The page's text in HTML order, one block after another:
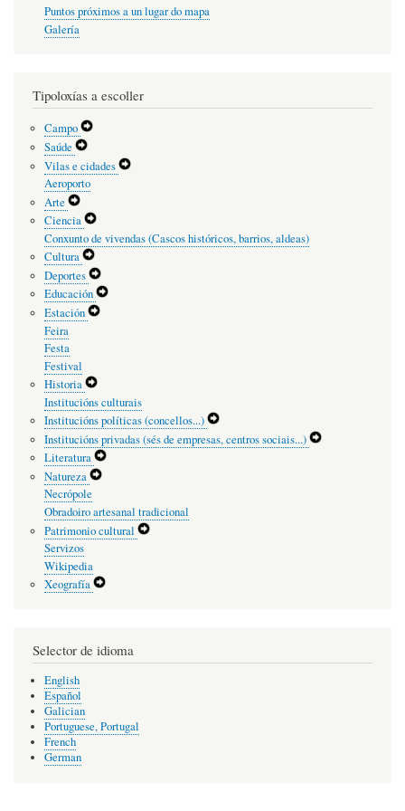
Puntos próximos a un lugar do mapa
Galería
Tipoloxías a escoller
Campo
Expand
Navigation
Menu
Saúde
Expand
Secondary
Navigation
Menu
Vilas e cidades
Expand
Aeroporto
Arte
Expand
Secondary
Navigation
Menu
Ciencia
Expand
Secondary
Navigation
Menu
Conxunto de vivendas (Cascos históricos, barrios, aldeas)
Cultura
Expand
Secondary
Navigation
Menu
Deportes
Expand
Secondary
Educación
Expand
Estación
Expand
Feira
Festa
Festival
Historia
Expand
Secondary
Navigation
Menu
Institucións culturais
Institucións políticas (concellos...)
Expand
Secondary
Navigation
Institucións privadas (sés de empresas, centros sociais...)
Expand
Literatura
Expand
Natureza
Expand
Navigation
Menu
Necrópole
Obradoiro artesanal tradicional
Patrimonio cultural
Expand
Servizos
Wikipedia
Xeografía
Expand
Selector de idioma
English
Español
Galician
Portuguese, Portugal
French
German